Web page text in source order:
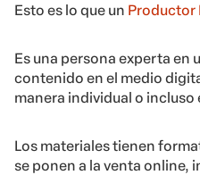
Esto es lo que un Productor
Es una persona experta en
contenido en el medio
manera individual o
Los materiales tienen
se ponen a la venta online,